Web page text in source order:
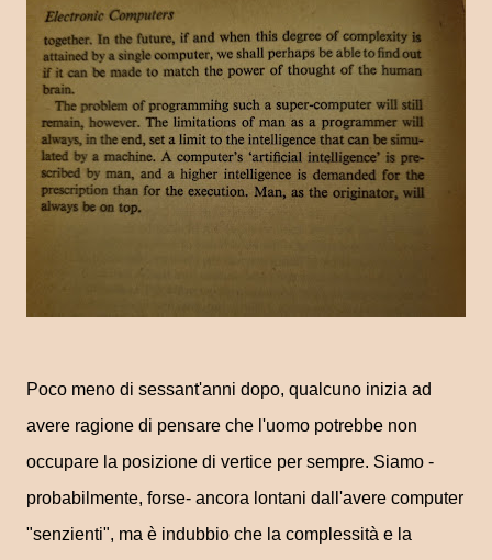
Poco meno di sessant'anni dopo, qualcuno inizia ad
avere ragione di pensare che l'uomo potrebbe non
occupare la posizione di vertice per sempre. Siamo -
probabilmente, forse- ancora lontani dall'avere computer
"senzienti", ma è indubbio che la complessità e la